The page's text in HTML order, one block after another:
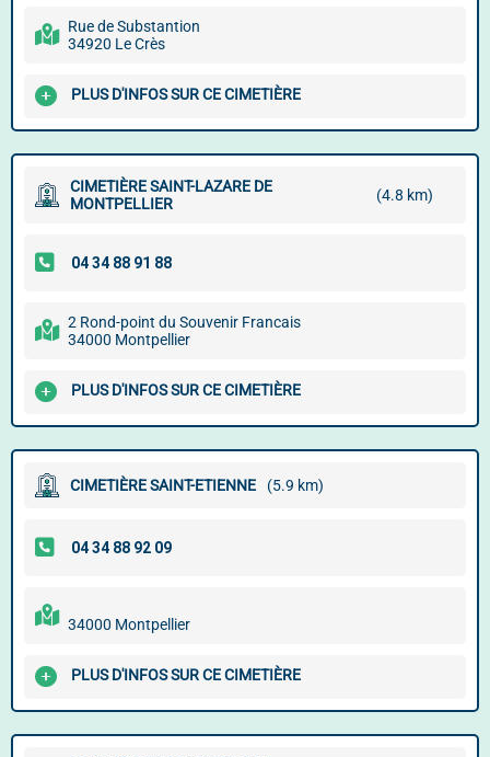
Rue de Substantion
34920 Le Crès
PLUS D'INFOS SUR CE CIMETIÈRE
CIMETIÈRE SAINT-LAZARE DE
MONTPELLIER
(4.8 km)
2 Rond-point du Souvenir Francais
34000 Montpellier
PLUS D'INFOS SUR CE CIMETIÈRE
CIMETIÈRE SAINT-ETIENNE (5.9 km)
34000 Montpellier
PLUS D'INFOS SUR CE CIMETIÈRE